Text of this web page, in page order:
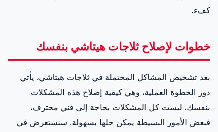
كفء.
خطوات لإصلاح ثلاجات هيتاشي بنفسك
بعد تشخيص المشاكل المحتملة في ثلاجات هيتاشي، يأتي
دور الخطوة العملية، وهي كيفية إصلاح هذه المشكلات
بنفسك. ليست كل المشكلات بحاجة إلى فني محترف،
فبعض الأمور البسيطة يمكن حلها بسهولة. سنستعرض في